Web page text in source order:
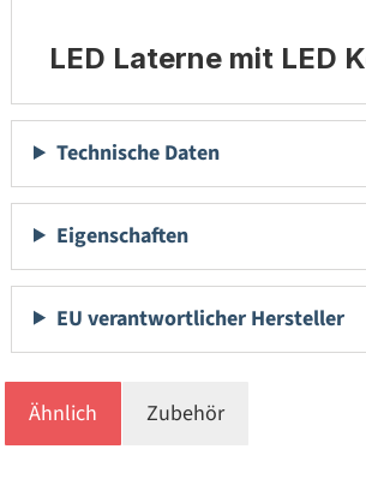
LED Laterne mit LED
Technische Daten
Eigenschaften
EU verantwortlicher Hersteller
Ähnlich Zubehör